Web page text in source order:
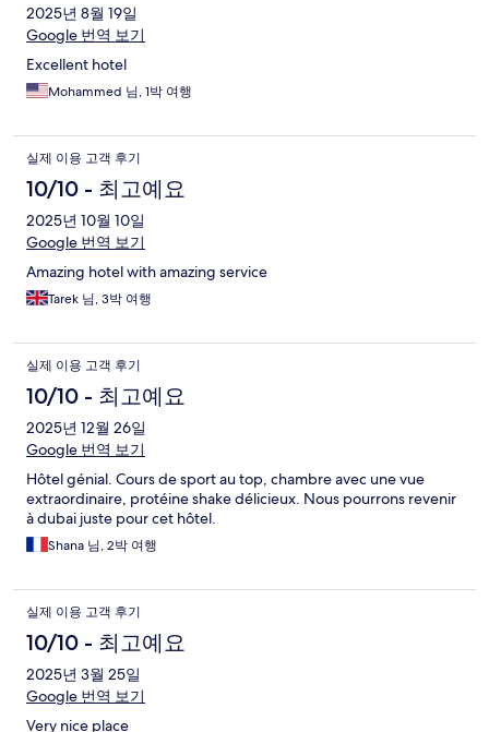
2025년 8월 19일
Google 번역 보기
Excellent hotel
Mohammed 님, 1박 여행
실제 이용 고객 후기
10/10 - 최고예요
2025년 10월 10일
Google 번역 보기
Amazing hotel with amazing service
Tarek 님, 3박 여행
실제 이용 고객 후기
10/10 - 최고예요
2025년 12월 26일
Google 번역 보기
Hôtel génial. Cours de sport au top, chambre avec une vue
extraordinaire, protéine shake délicieux. Nous pourrons revenir
à dubai juste pour cet hôtel.
Shana 님, 2박 여행
실제 이용 고객 후기
10/10 - 최고예요
2025년 3월 25일
Google 번역 보기
Very nice place